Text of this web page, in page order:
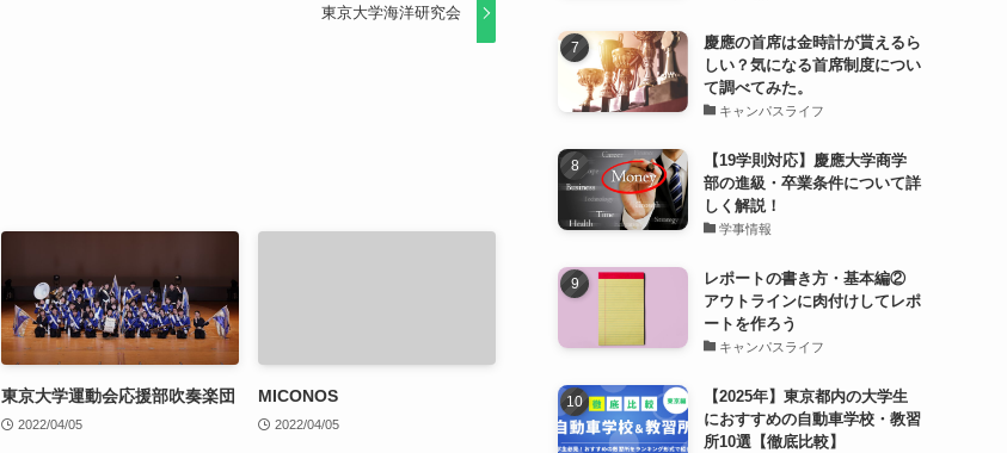
東京大学海洋研究会
東京大学運動会応援部吹奏楽団
2022/04/05
MICONOS
2022/04/05
慶應の首席は金時計が貰えるら
しい？気になる首席制度につい
て調べてみた。
キャンパスライフ
【19学則対応】慶應大学商学
部の進級・卒業条件について詳
しく解説！
学事情報
レポートの書き方・基本編②
アウトラインに肉付けしてレポ
ートを作ろう
キャンパスライフ
【2025年】東京都内の大学生
におすすめの自動車学校・教習
所10選【徹底比較】